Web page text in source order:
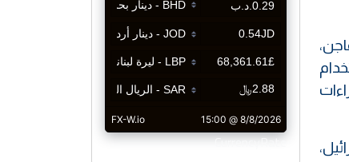
CurrencyRate